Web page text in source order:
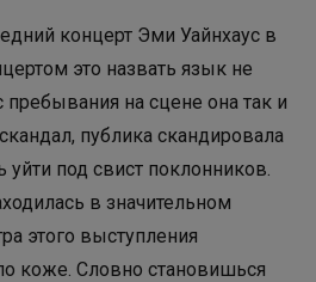
концерт Эми Уайнхаус в
это назвать язык не
пребывания на сцене она так и
публика скандировала
под свист поклонников.
в значительном
этого выступления
коже. Словно становишься